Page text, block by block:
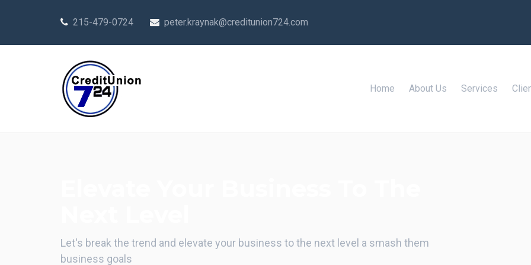
215-479-0724 peter.kraynak@creditunion724.com
Home About Us Services
Let's break the trend and elevate your business to the next level a smash them
business goals